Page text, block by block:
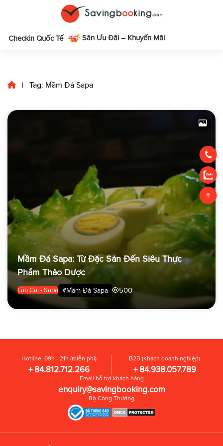
Checkin Quốc Tế Săn Ưu Đãi – Khuyến Mãi
| Tag: Mầm Đá Sapa
Mầm Đá Sapa: Từ Đặc Sản Đến Siêu Thực
Phẩm Thảo Dược
Lào Cai - Sapa #Mầm Đá Sapa 500
Hotline: 09h - 21h (miễn phí)
+ 84.812.712.266
B2B (Khách doanh nghiệp)
+ 84.938.057.789
Email hỗ trợ khách hàng
enquiry@savingbooking.com
Bộ Công Thương